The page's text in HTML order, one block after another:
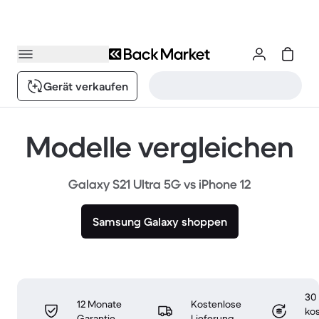
Gerät verkaufen
Modelle vergleichen
Galaxy S21 Ultra 5G vs iPhone 12
Samsung Galaxy shoppen
12 Monate
Kostenlose
30